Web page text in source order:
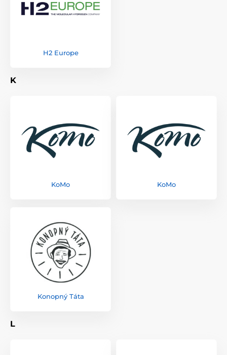
H2 Europe
K
KoMo KoMo
Konopný Táta
L